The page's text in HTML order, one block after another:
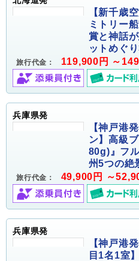
【新千歳
ミトリー
賞と神話
ットめぐ
旅行代金： 119,900円 ～
兵庫県発
【神戸港
ン】高級
80g)』フ
州5つの絶
旅行代金： 49,900円 ～
兵庫県発
【神戸港
目1名1室